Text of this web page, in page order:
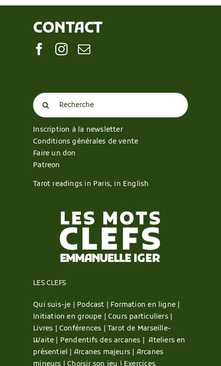
CONTACT
Search
for:
Inscription à la newsletter
Conditions générales de vente
Faire un don
Patreon
Tarot readings in Paris, in English
LES CLEFS
Qui suis-je | Podcast | Formation en ligne |
Initiation en groupe |Cours particuliers |
Livres |Conférences |Tarot de Marseille-
Waite | Pendentifs des arcanes |Ateliers en
présentiel | Arcanes majeurs | Arcanes